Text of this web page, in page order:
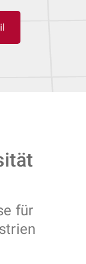
für